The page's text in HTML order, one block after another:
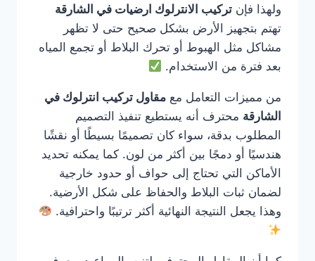
ولهذا فإن تركيب الانترلوك ارضيات في الشارقة
تهتم بتجهيز الأرض بشكل صحيح حتى لا تظهر
مشاكل مثل الهبوط أو تحرك البلاط أو تجمع المياه
بعد فترة من الاستخدام.
من مميزات التعامل مع مقاول تركيب انترلوك في
الشارقة محترف أنه يستطيع تنفيذ التصميم
المطلوب بدقة، سواء كان تصميمًا بسيطًا أو نقشًا
هندسيًا أو دمجًا بين أكثر من لون. كما يمكنه تحديد
الأماكن التي تحتاج إلى حواف أو حدود خارجية
لضمان ثبات البلاط والحفاظ على شكل الأرضية.
وهذا يجعل النتيجة النهائية أكثر ترتيبًا واحترافية.